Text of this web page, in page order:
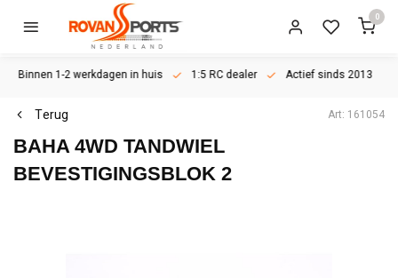
0
Binnen 1-2 werkdagen in huis 1:5 RC dealer Actief sinds 2013
Terug Art: 161054
BAHA 4WD TANDWIEL
BEVESTIGINGSBLOK 2